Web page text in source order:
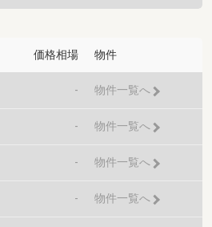
価格相場 物件
- 物件一覧へ
- 物件一覧へ
- 物件一覧へ
- 物件一覧へ